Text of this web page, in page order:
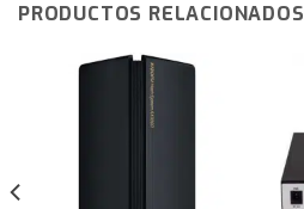
PRODUCTOS RELACIONADOS